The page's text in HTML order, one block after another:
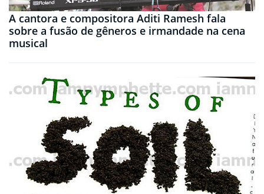
A cantora e compositora Aditi Ramesh fala
sobre a fusão de gêneros e irmandade na cena
musical